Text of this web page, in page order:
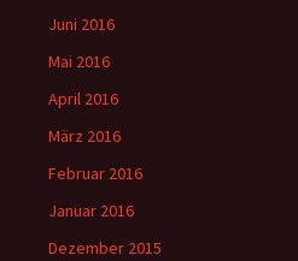
Juni 2016
Mai 2016
April 2016
März 2016
Februar 2016
Januar 2016
Dezember 2015